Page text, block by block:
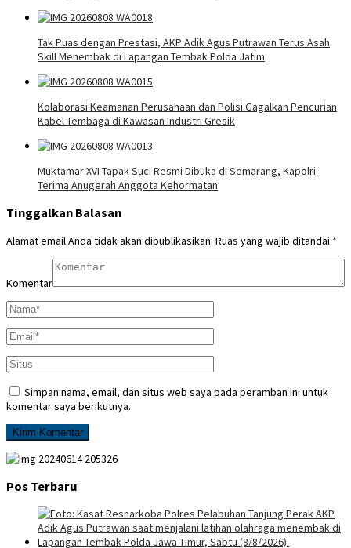
Tak Puas dengan Prestasi, AKP Adik Agus Putrawan Terus Asah
Skill Menembak di Lapangan Tembak Polda Jatim
Kolaborasi Keamanan Perusahaan dan Polisi Gagalkan Pencurian
Kabel Tembaga di Kawasan Industri Gresik
Muktamar XVI Tapak Suci Resmi Dibuka di Semarang, Kapolri
Terima Anugerah Anggota Kehormatan
Tinggalkan Balasan
Alamat email Anda tidak akan dipublikasikan. Ruas yang wajib ditandai *
Komentar
Simpan nama, email, dan situs web saya pada peramban ini untuk
komentar saya berikutnya.
Pos Terbaru